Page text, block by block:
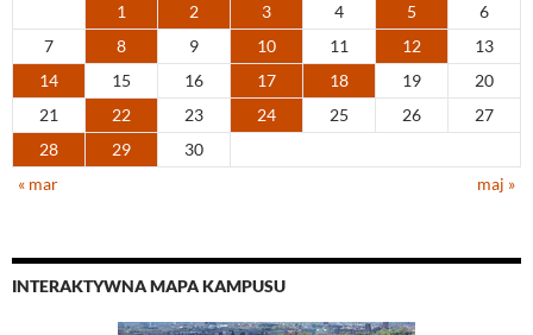
1
2 3 4 5
6
7
8 9 10 11 12
13
14
15 16 17 18 19
20
21
22 23 24 25 26
27
28
29
30
« mar
maj »
INTERAKTYWNA MAPA KAMPUSU